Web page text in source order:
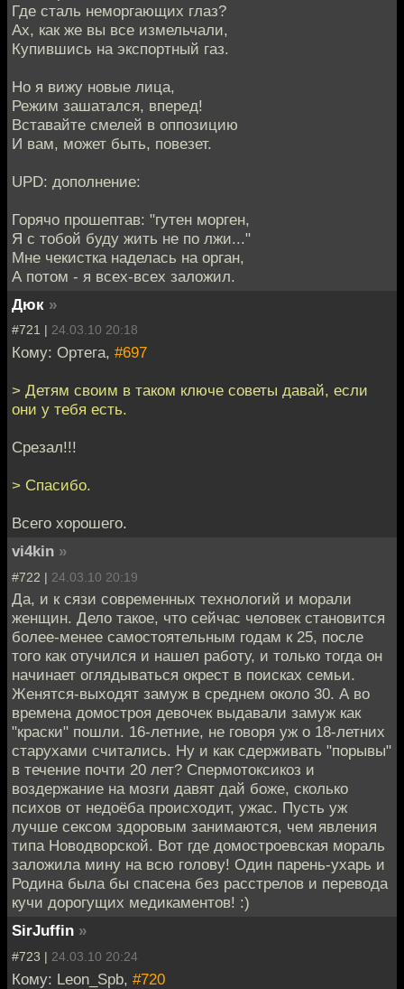
Где сталь неморгающих глаз?
Ах, как же вы все измельчали,
Купившись на экспортный газ.
Но я вижу новые лица,
Режим зашатался, вперед!
Вставайте смелей в оппозицию
И вам, может быть, повезет.
UPD: дополнение:
Горячо прошептав: "гутен морген,
Я с тобой буду жить не по лжи..."
Мне чекистка наделась на орган,
А потом - я всех-всех заложил.
Дюк »
#721 | 24.03.10 20:18
Кому: Ортега, #697
> Детям своим в таком ключе советы давай, если
они у тебя есть.
Срезал!!!
> Спасибо.
Всего хорошего.
vi4kin »
#722 | 24.03.10 20:19
Да, и к сязи современных технологий и морали
женщин. Дело такое, что сейчас человек становится
более-менее самостоятельным годам к 25, после
того как отучился и нашел работу, и только тогда он
начинает оглядываться окрест в поисках семьи.
Женятся-выходят замуж в среднем около 30. А во
времена домостроя девочек выдавали замуж как
"краски" пошли. 16-летние, не говоря уж о 18-летних
старухами считались. Ну и как сдерживать "порывы"
в течение почти 20 лет? Спермотоксикоз и
воздержание на мозги давят дай боже, сколько
психов от недоёба происходит, ужас. Пусть уж
лучше сексом здоровым занимаются, чем явления
типа Новодворской. Вот где домостроевская мораль
заложила мину на всю голову! Один парень-ухарь и
Родина была бы спасена без расстрелов и перевода
кучи дорогущих медикаментов! :)
SirJuffin »
#723 | 24.03.10 20:24
Кому: Leon_Spb, #720